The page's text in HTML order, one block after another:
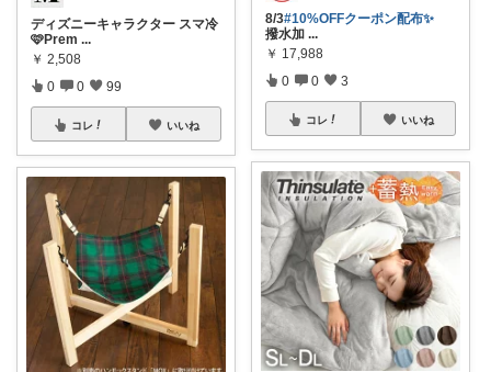
ディズニーキャラクター スマ冷
🩷Prem ...
￥ 2,508
0 0 99
コレ いいね
8/3#10%OFFクーポン配布✨
撥水加 ...
￥ 17,988
0 0 3
コレ いいね